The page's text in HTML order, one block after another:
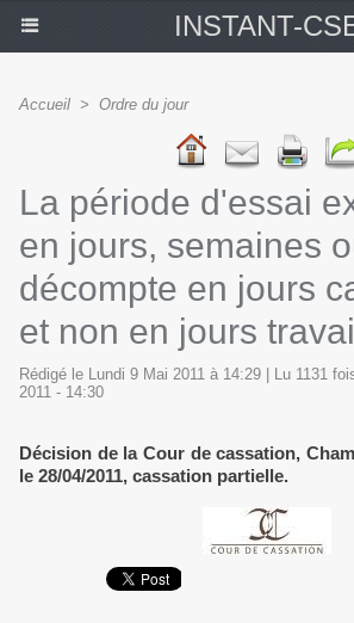
INSTANT-
Accueil > Ordre du jour
La période d'essai
en jours, semaines
décompte en jours
et non en jours
Rédigé le Lundi 9 Mai 2011 à 14:29 | Lu 1131
2011 - 14:30
Décision de la Cour de cassation,
le 28/04/2011, cassation partielle.